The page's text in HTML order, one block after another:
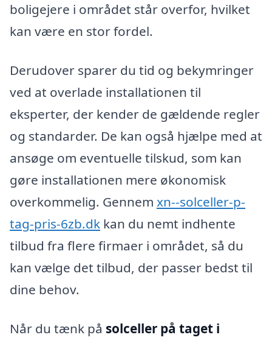
boligejere i området står overfor, hvilket
kan være en stor fordel.
Derudover sparer du tid og bekymringer
ved at overlade installationen til
eksperter, der kender de gældende regler
og standarder. De kan også hjælpe med at
ansøge om eventuelle tilskud, som kan
gøre installationen mere økonomisk
overkommelig. Gennem xn--solceller-p-
tag-pris-6zb.dk kan du nemt indhente
tilbud fra flere firmaer i området, så du
kan vælge det tilbud, der passer bedst til
dine behov.
Når du tænk på solceller på taget i